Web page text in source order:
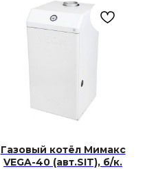
Газовый котёл Мимакс
VEGA-40 (авт.SIT), б/к.